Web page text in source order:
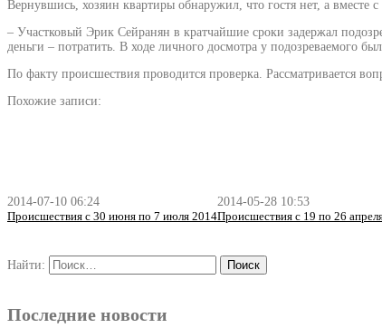
Вернувшись, хозяин квартиры обнаружил, что гостя нет, а вместе
– Участковый Эрик Сейранян в кратчайшие сроки задержал
деньги – потратить. В ходе личного досмотра у подозреваемого
По факту происшествия проводится проверка. Рассматривается
Похожие записи:
2014-07-10 06:24
Происшествия с 30 июня по 7 июля 2014
2014-05-28 10:53
Происшествия с 19 по 26
Найти:
Последние новости